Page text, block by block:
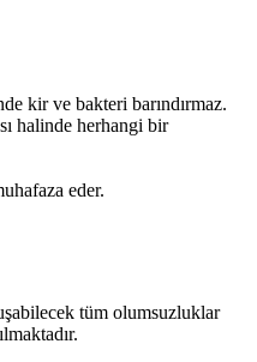
kir ve bakteri barındırmaz.
halinde herhangi bir
eder.
tüm olumsuzluklar